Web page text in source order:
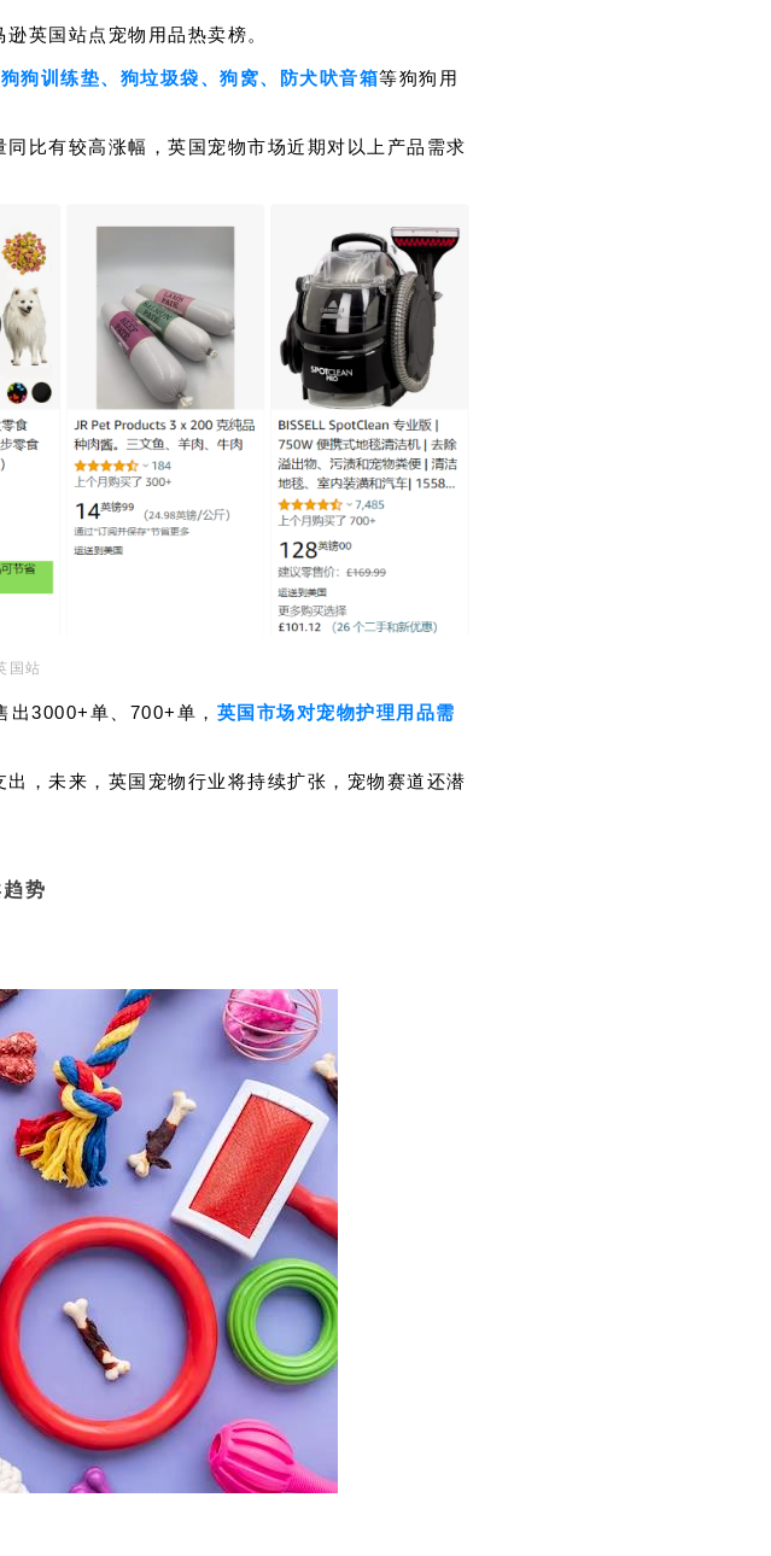
逊英国站点宠物用品热卖榜。
狗训练垫、狗垃圾袋、狗窝、防犬吠音箱等狗狗用
同比有较高涨幅，英国宠物市场近期对以上产品需求
国站
出3000+单、700+单， 英国市场对宠物护理用品需
，未来，英国宠物行业将持续扩张，宠物赛道还潜
势